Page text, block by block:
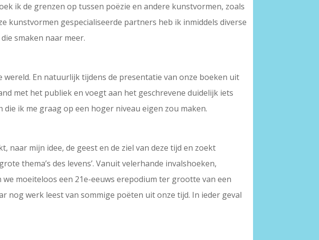
ik de grenzen op tussen poëzie en andere kunstvormen, zoals
kunstvormen gespecialiseerde partners heb ik inmiddels diverse
smaken naar meer.
En natuurlijk tijdens de presentatie van onze boeken uit
met het publiek en voegt aan het geschrevene duidelijk iets
ik me graag op een hoger niveau eigen zou maken.
naar mijn idee, de geest en de ziel van deze tijd en zoekt
thema’s des levens’. Vanuit velerhande invalshoeken,
moeiteloos een 21e-eeuws erepodium ter grootte van een
nog werk leest van sommige poëten uit onze tijd. In ieder geval